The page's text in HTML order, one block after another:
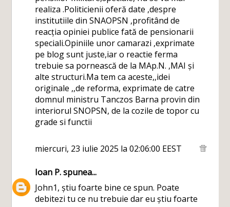
realiza .Politicienii oferă date ,despre
institutiile din SNAOPSN ,profitând de
reacția opiniei publice fată de pensionarii
speciali.Opiniile unor camarazi ,exprimate
pe blog sunt juste,iar o reactie ferma
trebuie sa pornească de la MAp.N. ,MAI și
alte structuri.Ma tem ca aceste,,idei
originale ,,de reforma, exprimate de catre
domnul ministru Tanczos Barna provin din
interiorul SNOPSN, de la cozile de topor cu
grade si functii
miercuri, 23 iulie 2025 la 02:06:00 EEST
Ioan P.spunea...
John1, știu foarte bine ce spun. Poate
debitezi tu ce nu trebuie dar eu știu foarte